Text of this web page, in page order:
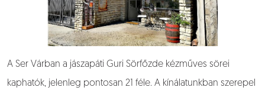
A Ser Várban a jászapáti Guri Sörfőzde kézműves sörei
kaphatók, jelenleg pontosan 21 féle. A kínálatunkban szerepel